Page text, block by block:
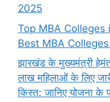
2025
Top MBA
Best MBA
झारखंड के मुख्यमंत्री
लाख महिलाओं के लिए
किस्त: जानिए योजना के